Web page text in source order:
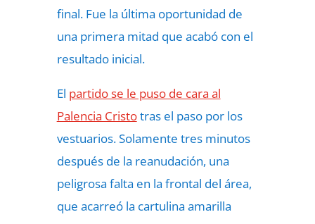
final. Fue la última oportunidad de
una primera mitad que acabó con el
resultado inicial.
El partido se le puso de cara al
Palencia Cristotras el paso por los
vestuarios. Solamente tres minutos
después de la reanudación, una
peligrosa falta en la frontal del área,
que acarreó la cartulina amarilla